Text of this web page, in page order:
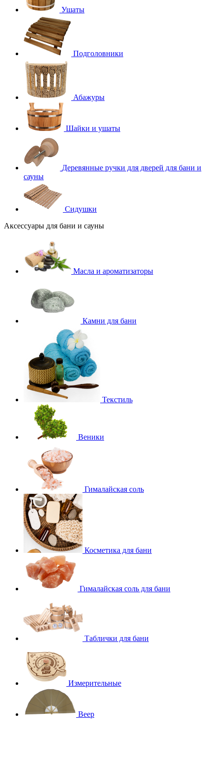
Ушаты
Подголовники
Абажуры
Шайки и ушаты
Деревянные ручки для дверей для бани и
сауны
Сидушки
Аксессуары для бани и сауны
Масла и ароматизаторы
Камни для бани
Текстиль
Веники
Гималайская соль
Косметика для бани
Гималайская соль для бани
Таблички для бани
Измерительные
Веер